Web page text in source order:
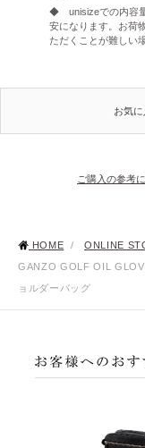
◆ unisizeでの内容量
安になります。お荷
ただくことが難しい
お気
ご購入の参考
HOME / ONLINE
GANZO GOLF OIL
ョルダーバッグ